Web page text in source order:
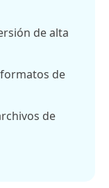
de alta
de
de